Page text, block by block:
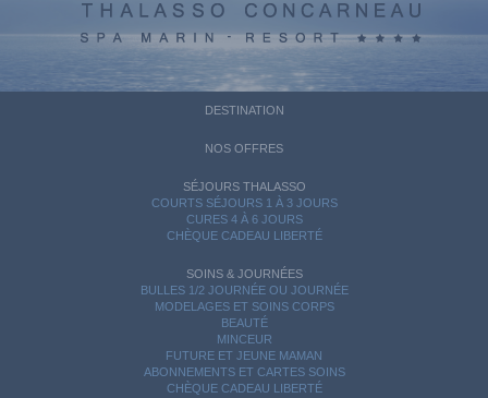
DESTINATION
NOS OFFRES
SÉJOURS THALASSO
COURTS SÉJOURS 1 À 3 JOURS
CURES 4 À 6 JOURS
CHÈQUE CADEAU LIBERTÉ
SOINS & JOURNÉES
BULLES 1/2 JOURNÉE OU JOURNÉE
MODELAGES ET SOINS CORPS
BEAUTÉ
MINCEUR
FUTURE ET JEUNE MAMAN
ABONNEMENTS ET CARTES SOINS
CHÈQUE CADEAU LIBERTÉ